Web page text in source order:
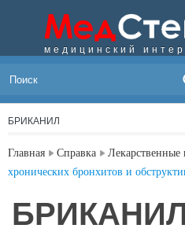
медицинский
БРИКАНИЛ
Главная Справка Лекарственные
хронических бронхитов и